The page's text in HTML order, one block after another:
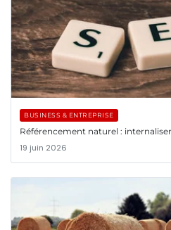
BUSINESS & ENTREPRISE
Référencement naturel :
19 juin 2026